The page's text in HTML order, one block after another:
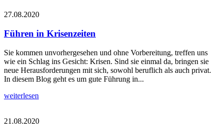
27.08.2020
Führen in Krisenzeiten
Sie kommen unvorhergesehen und ohne Vorbereitung, treffen uns
wie ein Schlag ins Gesicht: Krisen. Sind sie einmal da, bringen sie
neue Herausforderungen mit sich, sowohl beruflich als auch privat.
In diesem Blog geht es um gute Führung in...
weiterlesen
21.08.2020